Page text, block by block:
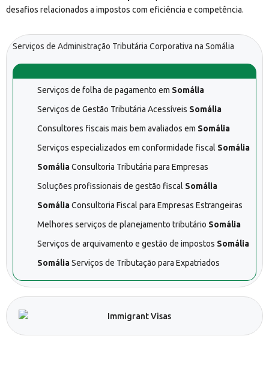
desafios relacionados a impostos com eficiência e competência.
Serviços de Administração Tributária Corporativa na Somália
Serviços de folha de pagamento em Somália
Serviços de Gestão Tributária Acessíveis Somália
Consultores fiscais mais bem avaliados em Somália
Serviços especializados em conformidade fiscal Somália
SomáliaConsultoria Tributária para Empresas
Soluções profissionais de gestão fiscal Somália
SomáliaConsultoria Fiscal para Empresas Estrangeiras
Melhores serviços de planejamento tributário Somália
Serviços de arquivamento e gestão de impostos Somália
SomáliaServiços de Tributação para Expatriados